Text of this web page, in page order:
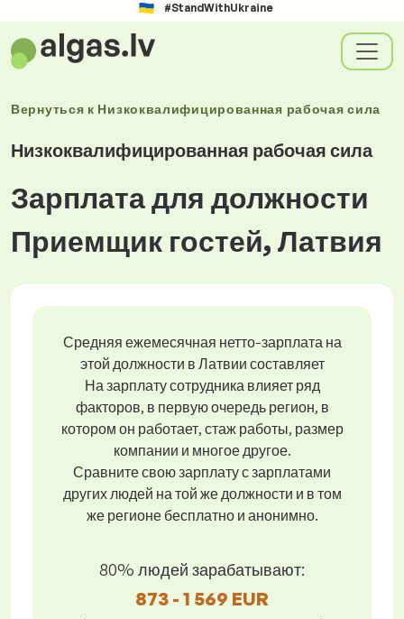
#StandWithUkraine
Вернуться к Низкоквалифицированная рабочая сила
Низкоквалифицированная рабочая сила
Зарплата для должности
Приемщик гостей, Латвия
Средняя ежемесячная нетто-зарплата на
этой должности в Латвии составляет
На зарплату сотрудника влияет ряд
факторов, в первую очередь регион, в
котором он работает, стаж работы, размер
компании и многое другое.
Сравните свою зарплату с зарплатами
других людей на той же должности и в том
же регионе бесплатно и анонимно.
80% людей зарабатывают:
873 - 1 569 EUR